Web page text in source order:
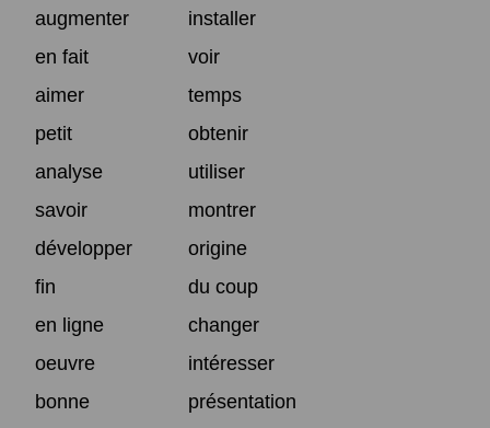
augmenter
installer
en fait
voir
aimer
temps
petit
obtenir
analyse
utiliser
savoir
montrer
développer
origine
fin
du coup
en ligne
changer
oeuvre
intéresser
bonne
présentation